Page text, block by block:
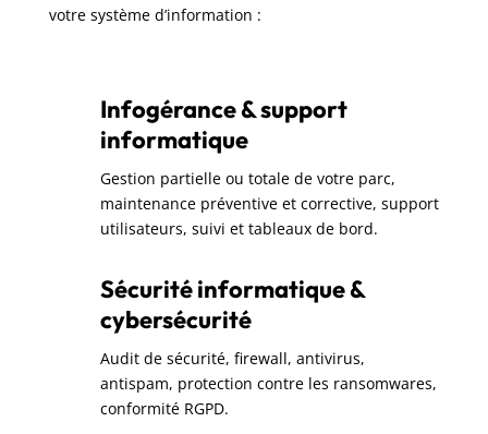
votre système d’information :
Infogérance & support
informatique
Gestion partielle ou totale de votre parc,
maintenance préventive et corrective, support
utilisateurs, suivi et tableaux de bord.
Sécurité informatique &
cybersécurité
Audit de sécurité, firewall, antivirus,
antispam, protection contre les ransomwares,
conformité RGPD.